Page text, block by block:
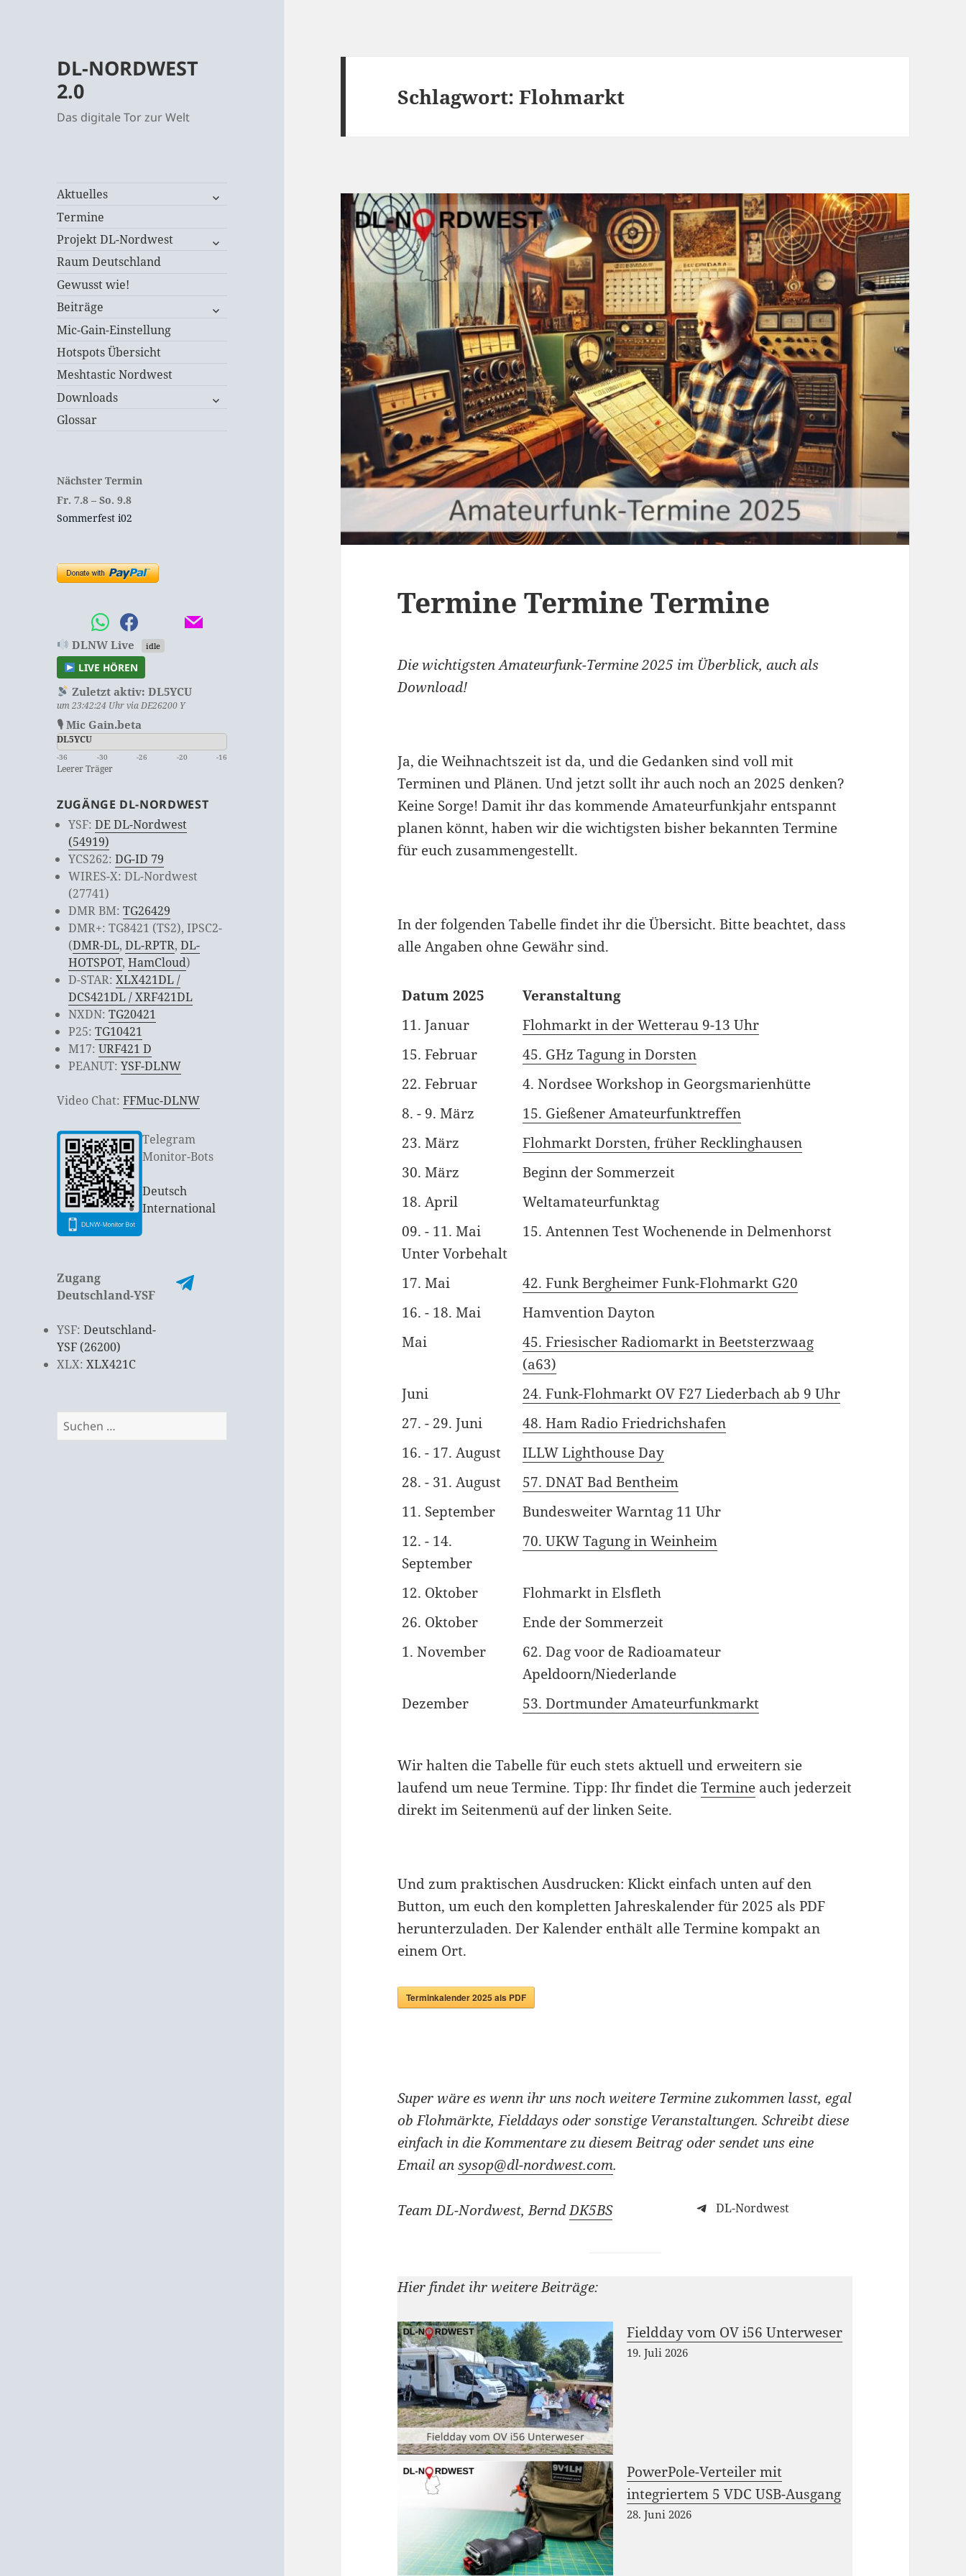
DL-NORDWEST
2.0
Das digitale Tor zur Welt
Aktuelles
untermenü
Termine
Projekt DL-Nordwest
untermenü
Raum Deutschland
Gewusst wie!
Beiträge
untermenü
Mic-Gain-Einstellung
Hotspots Übersicht
Meshtastic Nordwest
Downloads
untermenü
Glossar
Nächster Termin
Fr. 7.8 –So. 9.8
Sommerfest i02
DLNW Live idle
LIVE HÖREN
Zuletzt aktiv: DL5YCU
um 23:42:24 Uhr via DE26200 Y
🎙 Mic Gain.beta
DL5YCU
-36 -30 -26 -20 -16
Leerer Träger
ZUGÄNGE DL-NORDWEST
YSF:DE DL-Nordwest
(54919)
YCS262:DG-ID 79
WIRES-X: DL-Nordwest
(27741)
DMR BM:TG26429
DMR+: TG8421 (TS2), IPSC2-
(DMR-DL,DL-RPTR,DL-
HOTSPOT,HamCloud)
D-STAR:XLX421DL /
DCS421DL / XRF421DL
NXDN:TG20421
P25:TG10421
M17:URF421 D
PEANUT:YSF-DLNW
Video Chat:FFMuc-DLNW
Telegram
Monitor-Bots
Deutsch
International
Zugang
Deutschland-YSF
YSF:Deutschland-
YSF (26200)
XLX:XLX421C
Suchen
nach:
Schlagwort:Flohmarkt
Termine Termine Termine
Die wichtigsten Amateurfunk-Termine 2025 im Überblick, auch als
Download!
Ja, die Weihnachtszeit ist da, und die Gedanken sind voll mit
Terminen und Plänen. Und jetzt sollt ihr auch noch an 2025 denken?
Keine Sorge! Damit ihr das kommende Amateurfunkjahr entspannt
planen könnt, haben wir die wichtigsten bisher bekannten Termine
für euch zusammengestellt.
In der folgenden Tabelle findet ihr die Übersicht. Bitte beachtet, dass
alle Angaben ohne Gewähr sind.
Datum 2025
Veranstaltung
11. Januar
Flohmarkt in der Wetterau 9-13 Uhr
15. Februar
45. GHz Tagung in Dorsten
22. Februar
4. Nordsee Workshop in Georgsmarienhütte
8. - 9. März
15. Gießener Amateurfunktreffen
23. März
Flohmarkt Dorsten, früher Recklinghausen
30. März
Beginn der Sommerzeit
18. April
Weltamateurfunktag
09. - 11. Mai
Unter Vorbehalt
15. Antennen Test Wochenende in Delmenhorst
17. Mai
42. Funk Bergheimer Funk-Flohmarkt G20
16. - 18. Mai
Hamvention Dayton
Mai
45. Friesischer Radiomarkt in Beetsterzwaag
(a63)
Juni
24. Funk-Flohmarkt OV F27 Liederbach ab 9 Uhr
27. - 29. Juni
48. Ham Radio Friedrichshafen
16. - 17. August
ILLW Lighthouse Day
28. - 31. August
57. DNAT Bad Bentheim
11. September
Bundesweiter Warntag 11 Uhr
12. - 14.
September
70. UKW Tagung in Weinheim
12. Oktober
Flohmarkt in Elsfleth
26. Oktober
Ende der Sommerzeit
1. November
62. Dag voor de Radioamateur
Apeldoorn/Niederlande
Dezember
53. Dortmunder Amateurfunkmarkt
Wir halten die Tabelle für euch stets aktuell und erweitern sie
laufend um neue Termine. Tipp: Ihr findet dieTermine auch jederzeit
direkt im Seitenmenü auf der linken Seite.
Und zum praktischen Ausdrucken: Klickt einfach unten auf den
Button, um euch den kompletten Jahreskalender für 2025 als PDF
herunterzuladen. Der Kalender enthält alle Termine kompakt an
einem Ort.
Terminkalender 2025 als PDF
Super wäre es wenn ihr uns noch weitere Termine zukommen lasst, egal
ob Flohmärkte, Fielddays oder sonstige Veranstaltungen. Schreibt diese
einfach in die Kommentare zu diesem Beitrag oder sendet uns eine
Email ansysop@dl-nordwest.com.
Team DL-Nordwest, BerndDK5BS DL-Nordwest
Hier findet ihr weitere Beiträge:
Fieldday vom OV i56 Unterweser
19. Juli 2026
PowerPole-Verteiler mit
integriertem 5 VDC USB-Ausgang
28. Juni 2026